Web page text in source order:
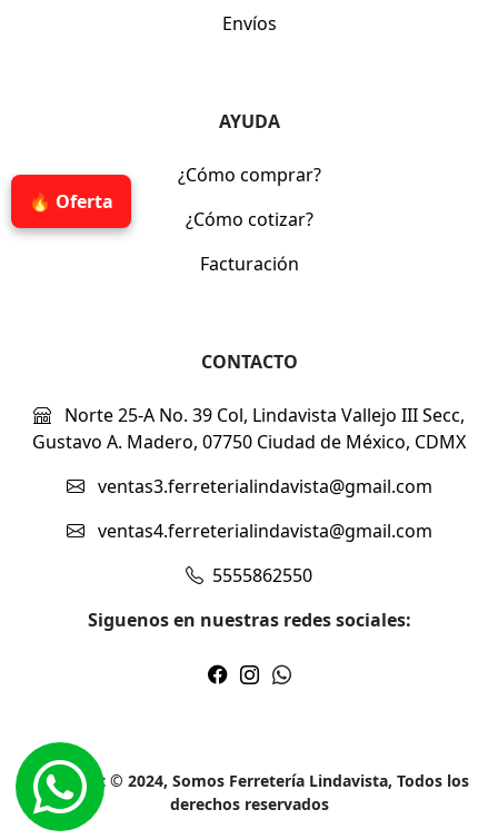
🔥 Oferta
Envíos
AYUDA
¿Cómo comprar?
¿Cómo cotizar?
Facturación
CONTACTO
Norte 25-A No. 39 Col, Lindavista Vallejo III Secc,
Gustavo A. Madero, 07750 Ciudad de México, CDMX
ventas3.ferreterialindavista@gmail.com
ventas4.ferreterialindavista@gmail.com
5555862550
Siguenos en nuestras redes sociales:
Copyright © 2024, Somos Ferretería Lindavista, Todos los
derechos reservados